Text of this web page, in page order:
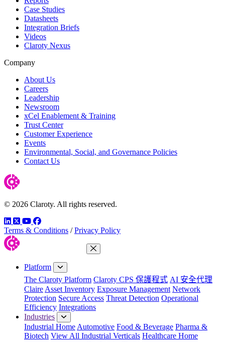
Case Studies
Datasheets
Integration Briefs
Videos
Claroty Nexus
Company
About Us
Careers
Leadership
Newsroom
xCel Enablement & Training
Trust Center
Customer Experience
Events
Environmental, Social, and Governance Policies
Contact Us
© 2026 Claroty. All rights reserved.
LinkedIn
TwitterYouTube
Facebook
Terms & Conditions / Privacy Policy
Close Menu
Platform
The Claroty Platform Claroty CPS 保護程式 AI 安全代理
Claire Asset Inventory Exposure Management Network
Protection Secure Access Threat Detection Operational
Efficiency Integrations
Industries
Industrial Home Automotive Food & Beverage Pharma &
Biotech View All Industrial Verticals Healthcare Home